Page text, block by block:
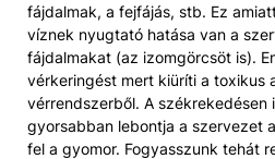
fájdalmak, a fejfájás, stb. Ez
víznek nyugtató hatása van a
fájdalmakat (az izomgörcsöt is).
vérkeringést mert kiüríti a toxikus
vérrendszerből. A székrekedésen
gyorsabban lebontja a szervezet
fel a gyomor. Fogyasszunk tehát